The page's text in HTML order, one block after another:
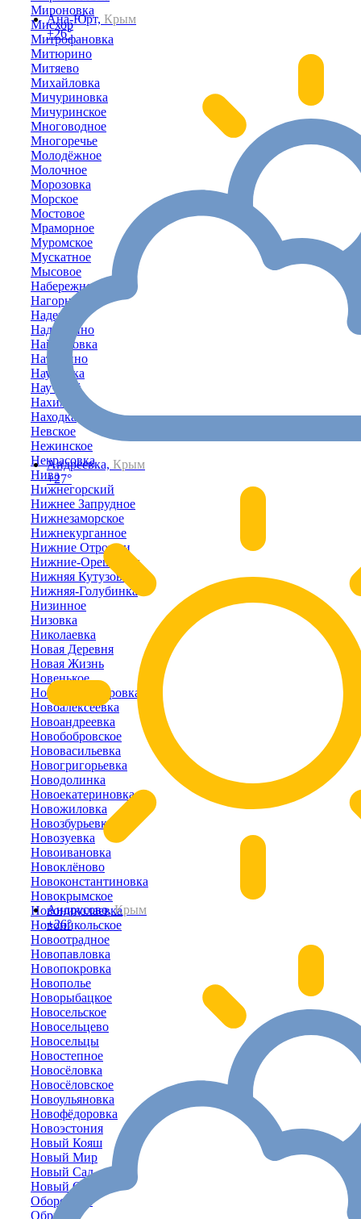
Ана-Юрт, Крым
+26°
Андреевка, Крым
+27°
Андрусово,Крым
+26°
Мироновка
Мисхор
Митрофановка
Митюрино
Митяево
Михайловка
Мичуриновка
Мичуринское
Многоводное
Многоречье
Молодёжное
Молочное
Морозовка
Морское
Мостовое
Мраморное
Муромское
Мускатное
Мысовое
Набережное
Нагорное
Надежда
Надеждино
Найдёновка
Наташино
Наумовка
Научный
Нахимово
Находка
Невское
Нежинское
Некрасовка
Нива
Нижнегорский
Нижнее Запрудное
Нижнезаморское
Нижнекурганное
Нижние Отрожки
Нижние-Орешники
Нижняя Кутузовка
Нижняя-Голубинка
Низинное
Низовка
Николаевка
Новая Деревня
Новая Жизнь
Новенькое
Новоалександровка
Новоалексеевка
Новоандреевка
Новобобровское
Нововасильевка
Новогригорьевка
Новодолинка
Новоекатериновка
Новожиловка
Новозбурьевка
Новозуевка
Новоивановка
Новоклёново
Новоконстантиновка
Новокрымское
Новониколаевка
Новоникольское
Новоотрадное
Новопавловка
Новопокровка
Новополье
Новорыбацкое
Новосельское
Новосельцево
Новосельцы
Новостепное
Новосёловка
Новосёловское
Новоульяновка
Новофёдоровка
Новоэстония
Новый Кояш
Новый Мир
Новый Сад
Новый Свет
Оборонное
Обрыв